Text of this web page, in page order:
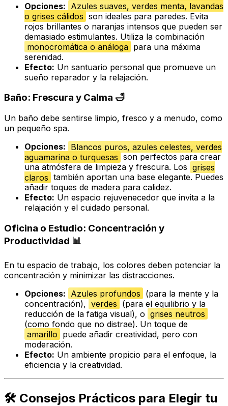
Opciones: Azules suaves, verdes menta, lavandas
o grises cálidos son ideales para paredes. Evita
rojos brillantes o naranjas intensos que pueden ser
demasiado estimulantes. Utiliza la combinación
monocromática o análoga para una máxima
serenidad.
Efecto: Un santuario personal que promueve un
sueño reparador y la relajación.
Baño: Frescura y Calma 🛁
Un baño debe sentirse limpio, fresco y a menudo, como
un pequeño spa.
Opciones: Blancos puros, azules celestes, verdes
aguamarina o turquesas son perfectos para crear
una atmósfera de limpieza y frescura. Los grises
claros también aportan una base elegante. Puedes
añadir toques de madera para calidez.
Efecto: Un espacio rejuvenecedor que invita a la
relajación y el cuidado personal.
Oficina o Estudio: Concentración y
Productividad 📊
En tu espacio de trabajo, los colores deben potenciar la
concentración y minimizar las distracciones.
Opciones: Azules profundos (para la mente y la
concentración), verdes (para el equilibrio y la
reducción de la fatiga visual), o grises neutros
(como fondo que no distrae). Un toque de
amarillo puede añadir creatividad, pero con
moderación.
Efecto: Un ambiente propicio para el enfoque, la
eficiencia y la creatividad.
🛠️ Consejos Prácticos para Elegir tu